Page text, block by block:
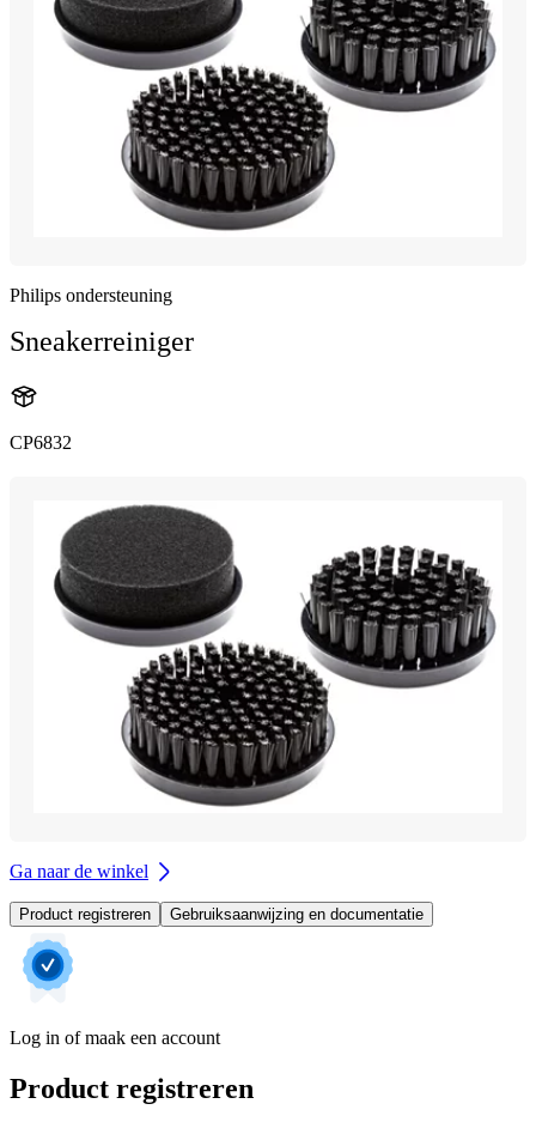
Philips ondersteuning
Sneakerreiniger
CP6832
Ga naar de winkel
Product registreren Gebruiksaanwijzing en documentatie
Log in of maak een account
Product registreren